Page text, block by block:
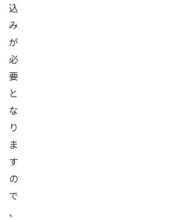
込
み
が
必
要
と
な
り
ま
す
の
で
、